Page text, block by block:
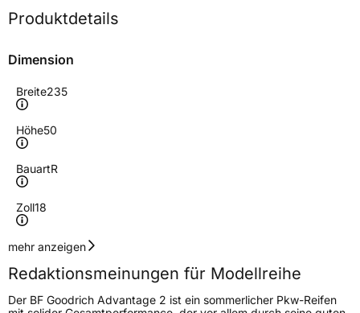
Produktdetails
Dimension
Breite235
Höhe50
BauartR
Zoll18
Geschwindigkeitsindex
Höchstgeschwindigkeit
300 km/h
Lastindex101
mehr anzeigen
Redaktionsmeinungen für Modellreihe
Der BF Goodrich Advantage 2 ist ein sommerlicher Pkw-Reifen